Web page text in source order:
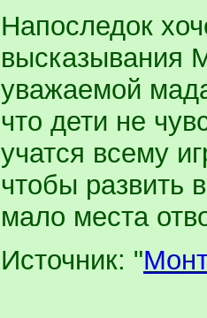
Напоследок
высказывания
уважаемой
что дети не
учатся всему
чтобы развить
мало места
Источник: "